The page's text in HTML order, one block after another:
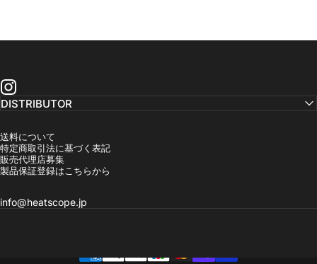
送料について
特定商取引法に基づく表記
販売代理店募集
製品保証登録はこちらから
info@heatscope.jp
DISTRIBUTOR